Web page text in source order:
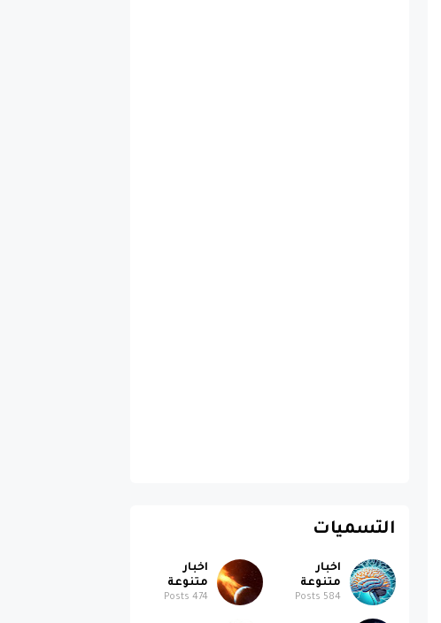
التسميات
اخبار
متنوعة
584
اخبار
متنوعة
474